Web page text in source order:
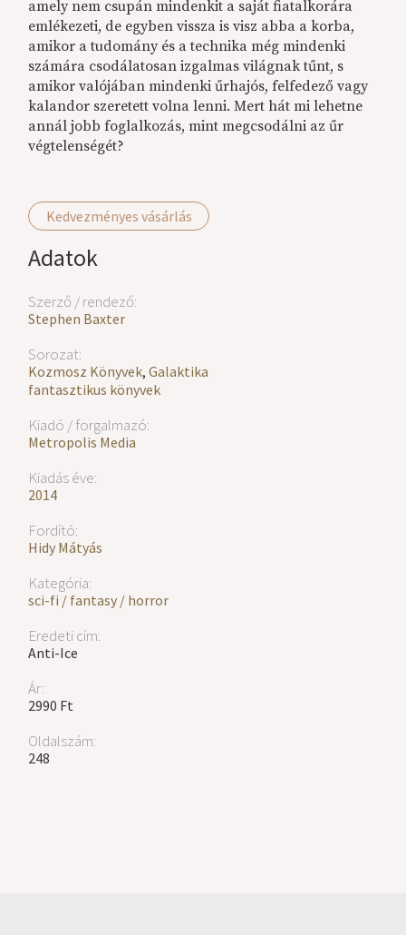
Kedvezményes vásárlás
Adatok
Szerző / rendező:
Stephen Baxter
Sorozat:
Kozmosz Könyvek,Galaktika
fantasztikus könyvek
Kiadó / forgalmazó:
Metropolis Media
Kiadás éve:
2014
Fordító:
Hidy Mátyás
Kategória:
sci-fi / fantasy / horror
Eredeti cím:
Anti-Ice
Ár:
2990 Ft
Oldalszám:
248
amely nem csupán mindenkit a saját fiatalkorára
emlékezeti, de egyben vissza is visz abba a korba,
amikor a tudomány és a technika még mindenki
számára csodálatosan izgalmas világnak tűnt, s
amikor valójában mindenki űrhajós, felfedező vagy
kalandor szeretett volna lenni. Mert hát mi lehetne
annál jobb foglalkozás, mint megcsodálni az űr
végtelenségét?